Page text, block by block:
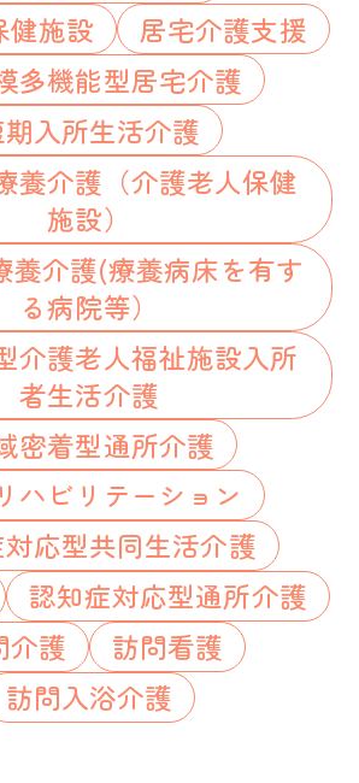
健施設
居宅介護支援
多機能型居宅介護
入所生活介護
養介護（介護老人保健
施設）
養介護(療養病床を有す
る病院等）
介護老人福祉施設入所
者生活介護
密着型通所介護
ハビリテーション
応型共同生活介護
認知症対応型通所介護
介護
訪問看護
訪問入浴介護